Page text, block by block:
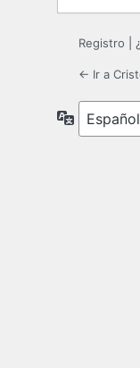
Registro
← Ir a
Idioma